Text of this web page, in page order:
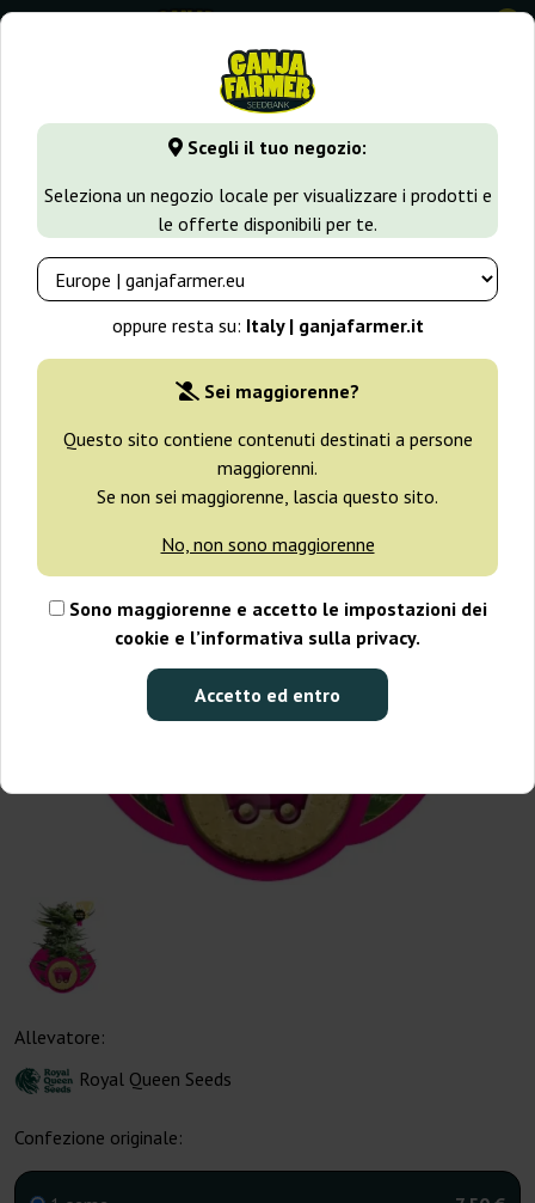
⭐ -40% Varietà a crescita rapida ⭐
⏰ 2 giorni 03:56:43
Scegli il tuo negozio:
Seleziona un negozio locale per visualizzare i prodotti e
le offerte disponibili per te.
oppure resta su: Italy | ganjafarmer.it
Sei maggiorenne?
Questo sito contiene contenuti destinati a persone
maggiorenni.
Se non sei maggiorenne, lascia questo sito.
No, non sono maggiorenne
Sono maggiorenne e accetto le impostazioni dei
cookie e l’informativa sulla privacy.
Accetto ed entro
0
GanjaFarmer.it Varietà di Cannabis Haze Shining Silver
Shining Silver Haze Royal Queen
Seeds
-25%
Allevatore:
Royal Queen Seeds
Confezione originale: